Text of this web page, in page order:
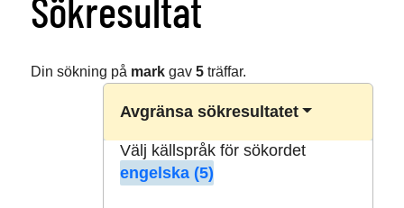
Sökresultat
Din sökning på markgav 5träffar.
Avgränsa sökresultatet
Välj källspråk för sökordet
engelska (5)